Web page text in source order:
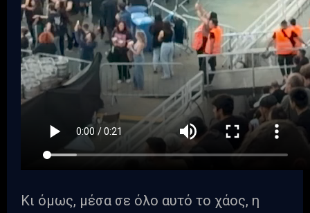
Κι όμως, μέσα σε όλο αυτό το χάος, η